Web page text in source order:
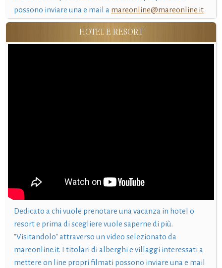
possono inviare una e mail a mareonline@mareonline.it
HOTEL E RESORT
Dedicato a chi vuole prenotare una vacanza in hotel o
resort e prima di scegliere vuole saperne di più.
"Visitandolo" attraverso un video selezionato da
mareonline.it. I titolari di alberghi e villaggi interessati a
mettere on line propri filmati possono inviare una e mail